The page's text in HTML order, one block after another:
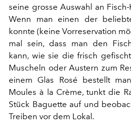
seine grosse Auswahl an
Wenn man einen der
konnte (keine Vorreservation
mal sein, dass man den
kann, wie sie die frisch
Muscheln oder Austern zum
einem Glas Rosé bestellt
Moules à la Crème, tunkt die
Stück Baguette auf und
Treiben vor dem Lokal.